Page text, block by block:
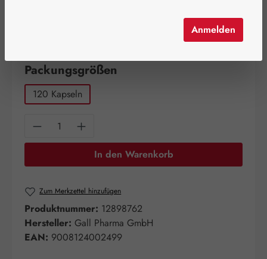
Packungsgrößen
120 Kapseln
Produkt Anzahl: Gib den gewünschten
In den Warenkorb
Zum Merkzettel hinzufügen
Produktnummer: 12898762
Hersteller: Gall Pharma GmbH
EAN: 9008124002499
Anmelden